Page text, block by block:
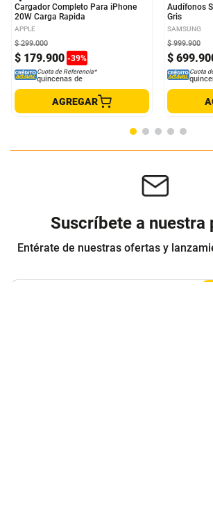
Cargador Completo Para iPhone
20W Carga Rapida
APPLE
$ 179.900 -39%
$ 299.000
Cuota de Referencia*
quincenas de
AGREGAR
Audífonos
Gris
SAMSUNG
$ 699.
$ 999.900
Cuota
Suscríbete a nuestra
Entérate de nuestras ofertas y